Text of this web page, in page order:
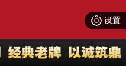
设置